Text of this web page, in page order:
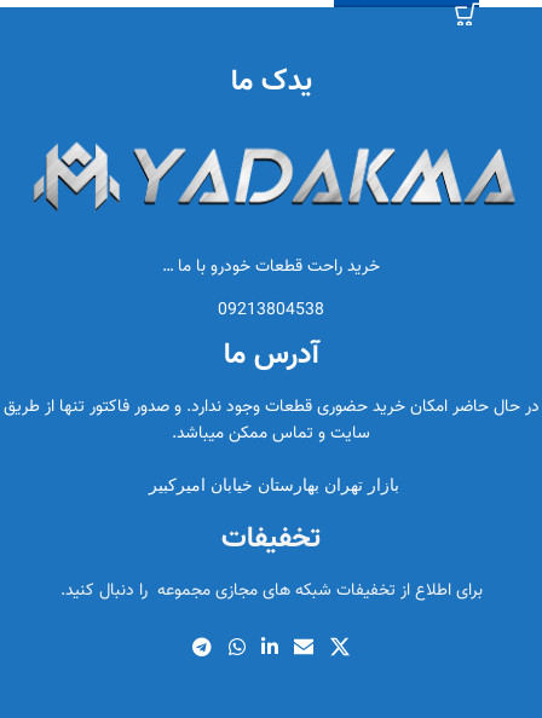
یدک ما
خرید راحت قطعات خودرو با ما …
09213804538
آدرس ما
در حال حاضر امکان خرید حضوری قطعات وجود ندارد. و صدور فاکتور تنها از طریق
سایت و تماس ممکن میباشد.
بازار تهران بهارستان خیابان امیرکبیر
تخفیفات
برای اطلاع از تخفیفات شبکه های مجازی مجموعه را دنبال کنید.